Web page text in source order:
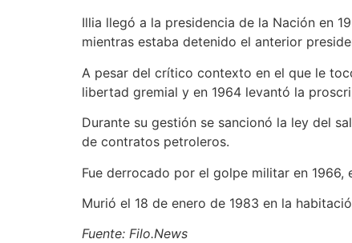
Illia llegó a la presidencia de la Nación en
mientras estaba detenido el anterior
A pesar del crítico contexto en el que le
libertad gremial y en 1964 levantó la
Durante su gestión se sancionó la ley del
de contratos petroleros.
Fue derrocado por el golpe militar en 1966,
Murió el 18 de enero de 1983 en la
Fuente: Filo.News